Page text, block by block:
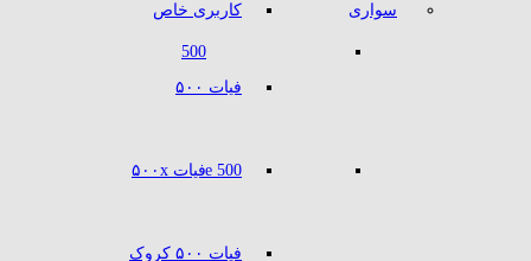
کاربری خاص سواری
500
فیات ۵۰۰
500 e
فیات ۵۰۰ کروک
فیات ۵۰۰x